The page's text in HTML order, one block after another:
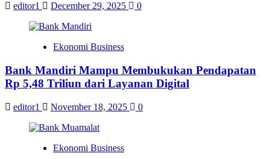
editor1 December 29, 2025 0
Ekonomi Business
Bank Mandiri Mampu Membukukan Pendapatan
Rp 5,48 Triliun dari Layanan Digital
editor1 November 18, 2025 0
Ekonomi Business